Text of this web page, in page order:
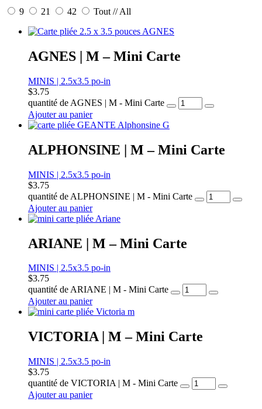
9 21 42 Tout // All
AGNES | M – Mini Carte
MINIS | 2.5x3.5 po-in
$3.75
quantité de AGNES | M - Mini Carte
Ajouter au panier
ALPHONSINE | M – Mini Carte
MINIS | 2.5x3.5 po-in
$3.75
quantité de ALPHONSINE | M - Mini Carte
Ajouter au panier
ARIANE | M – Mini Carte
MINIS | 2.5x3.5 po-in
$3.75
quantité de ARIANE | M - Mini Carte
Ajouter au panier
VICTORIA | M – Mini Carte
MINIS | 2.5x3.5 po-in
$3.75
quantité de VICTORIA | M - Mini Carte
Ajouter au panier